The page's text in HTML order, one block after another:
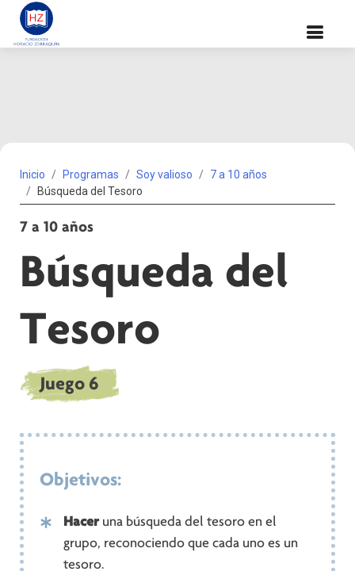
Inicio Programas Soy valioso
7 a 10 años
Búsqueda del Tesoro
7 a 10 años
Búsqueda del
Tesoro
Juego 6
Objetivos:
Haceruna búsqueda del tesoro en el
grupo, reconociendo que cada uno es un
tesoro.